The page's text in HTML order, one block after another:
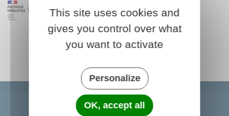
This site uses cookies and
gives you control over what
you want to activate
Personalize
OK, accept all